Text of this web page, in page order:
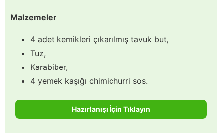
Malzemeler
4 adet kemikleri çıkarılmış tavuk but,
Tuz,
Karabiber,
4 yemek kaşığı chimichurri sos.
Hazırlanışı İçin Tıklayın